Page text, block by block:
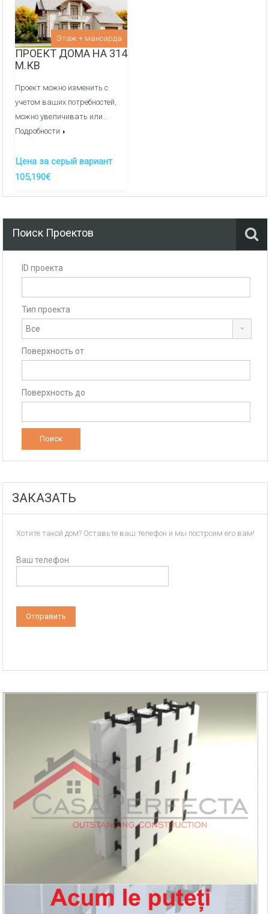
Внутреняя отделка:
Перегородочные стен из фортана
Медные электрические сети и распределительный
Заливка полов полусухой механизированной
гребенки, котельная -
Этаж + мансарда
ПРОЕКТ ДОМА НА 314
М.КВ
Проект можно изменить с
учетом ваших потребностей,
можно увеличивать или…
Подробности
Цена за серый вариант
105,190€
Поиск Проектов
ID проекта
Тип проекта
Поверхность от
Поверхность до
ЗАКАЗАТЬ
Хотите такой дом? Оставьте ваш телефон и мы построим его вам!
Ваш телефон